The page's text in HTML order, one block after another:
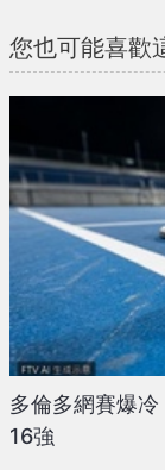
您也可能喜歡
多倫多網賽爆
16強